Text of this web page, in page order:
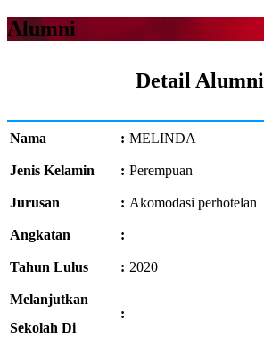
Alumni
Detail Alumni
Nama : MELINDA
Jenis Kelamin : Perempuan
Jurusan : Akomodasi perhotelan
Angkatan :
Tahun Lulus : 2020
Melanjutkan
Sekolah Di
: